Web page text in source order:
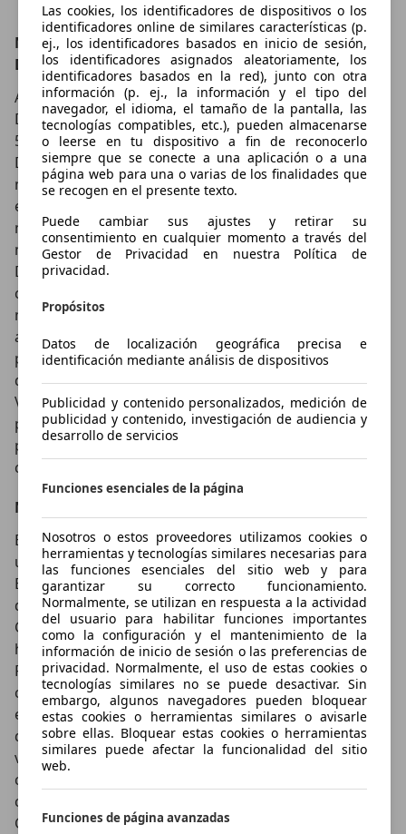
Motos y scooters históricos del fabricante español
Derbi
A finales de la década de 1940 la empresa española
Derbi comenzó a fabricar motos en las categorías de
50 y 125 cc entre las que destacó su primer modelo, la
Derbi SRS. Estos modestos inicios dieron lugar al
mayor fabricante español de motos de la historia, que
en los años 70 ya estaba presente en el mercado con
modelos como la Derbi Antorcha, la Derbi Coyote o el
modelo deportivo Derbi Carreras Cliente. Con la Derbi
Diablo o la Derbi TT-C6 el fabricante español se fue
consolidando progresivamente como proveedor de
motos de cross, enduro y supermotos con las que
además obtuvo multitud de éxitos en competición. A
partir de los años 80 comenzó también la fabricación
de scooters tales como el Derbi Scoot, el scooter
Vamos o el Derbi Paddock. Gracias a su adquisición
por parte del grupo italiano Piaggio en 2001, Derbi se
posicionó como especialista en scooters, modelos de
carreras y enduro de pequeña cilindrada.
Motos y scooters de la nueva gama Derbi
Enmarcados en sus gamas más recientes de scooters
urbanos de 50 cc Derbi contaba con los modelos
Boulevard y Atlantis. Para el segmento de los scooters
deportivos el fabricante había desarrollado el Derbi
GP1, fabricado en tres categorías de cilindrada de
hasta 250 cc. El modelo superior era el scooter Derbi
Rambla equipado con un motor de 4 tiempos. Los
clásicos de Derbi en las categorías de supermoto y
enduro con motores de 50 y 125 cc eran los modelos
de la gama Derbi Senda fabricados en diferentes
variantes, ya fuera como motos de competición o
como enduros de carretera. Entre los modelos de
carreras el fabricante español contaba con la Derbi
GPR también en las categorías de 50 y 125 cc. El tope
Las cookies, los identificadores de dispositivos o los
identificadores online de similares características (p.
ej., los identificadores basados en inicio de sesión,
los identificadores asignados aleatoriamente, los
identificadores basados en la red), junto con otra
información (p. ej., la información y el tipo del
navegador, el idioma, el tamaño de la pantalla, las
tecnologías compatibles, etc.), pueden almacenarse
o leerse en tu dispositivo a fin de reconocerlo
siempre que se conecte a una aplicación o a una
página web para una o varias de los finalidades que
se recogen en el presente texto.
Puede cambiar sus ajustes y retirar su
consentimiento en cualquier momento a través del
Gestor de Privacidad en nuestra Política de
privacidad.
Propósitos
Datos de localización geográfica precisa e
identificación mediante análisis de dispositivos
Publicidad y contenido personalizados, medición de
publicidad y contenido, investigación de audiencia y
desarrollo de servicios
Funciones esenciales de la página
Nosotros o estos proveedores utilizamos cookies o
herramientas y tecnologías similares necesarias para
las funciones esenciales del sitio web y para
garantizar su correcto funcionamiento.
Normalmente, se utilizan en respuesta a la actividad
del usuario para habilitar funciones importantes
como la configuración y el mantenimiento de la
información de inicio de sesión o las preferencias de
privacidad. Normalmente, el uso de estas cookies o
tecnologías similares no se puede desactivar. Sin
embargo, algunos navegadores pueden bloquear
estas cookies o herramientas similares o avisarle
sobre ellas. Bloquear estas cookies o herramientas
similares puede afectar la funcionalidad del sitio
web.
Funciones de página avanzadas